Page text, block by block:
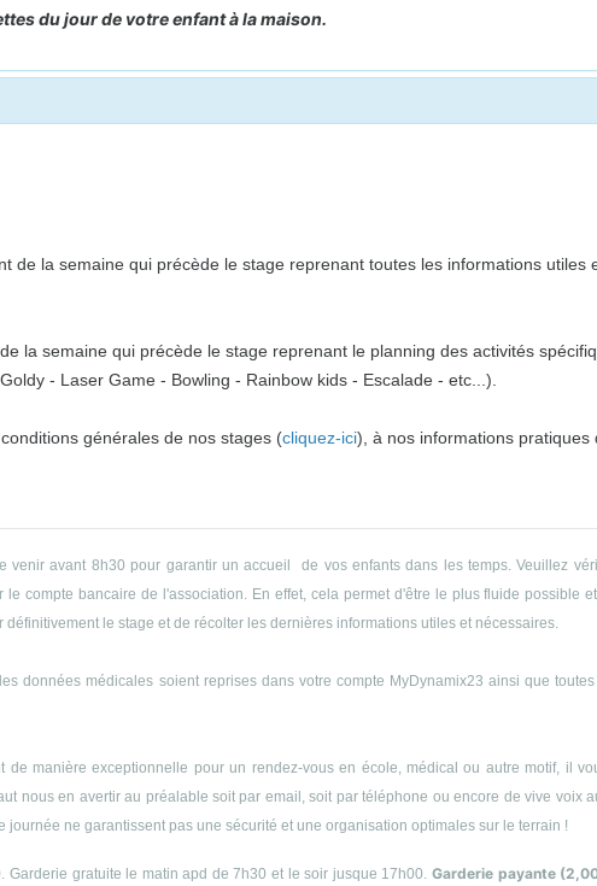
du jour de votre enfant à la maison.
de la semaine qui précède le stage reprenant toutes les informations utiles
la semaine qui précède le stage reprenant le planning des activités
- Laser Game - Bowling - Rainbow kids - Escalade - etc...).
générales de nos stages (cliquez-ici), à nos informations pratiques
venir avant 8h30 pour garantir un accueil de vos enfants dans les temps. Veuillez
compte bancaire de l'association. En effet, cela permet d'être le plus fluide possible
le stage et de récolter les dernières informations utiles et nécessaires.
données médicales soient reprises dans votre compte MyDynamix23 ainsi que
manière exceptionnelle pour un rendez-vous en école, médical ou autre motif, il
nous en avertir au préalable soit par email, soit par téléphone ou encore de vive voix
ne garantissent pas une sécurité et une organisation optimales sur le terrain !
gratuite le matin apd de 7h30 et le soir jusque 17h00. Garderie payante